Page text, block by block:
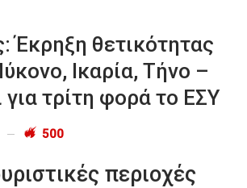
Έκρηξη θετικότητας
Ικαρία, Τήνο –
για τρίτη φορά το ΕΣΥ
500
περιοχές